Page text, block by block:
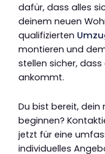
dafür, dass alles
deinem neuen
qualifizierten
montieren und
stellen sicher,
ankommt.
Du bist bereit, dein
beginnen?
jetzt für eine
individuelles